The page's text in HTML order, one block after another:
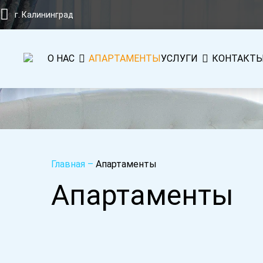
г. Калининград
О НАС АПАРТАМЕНТЫУСЛУГИ
Главная – Апартаменты
Апартаменты